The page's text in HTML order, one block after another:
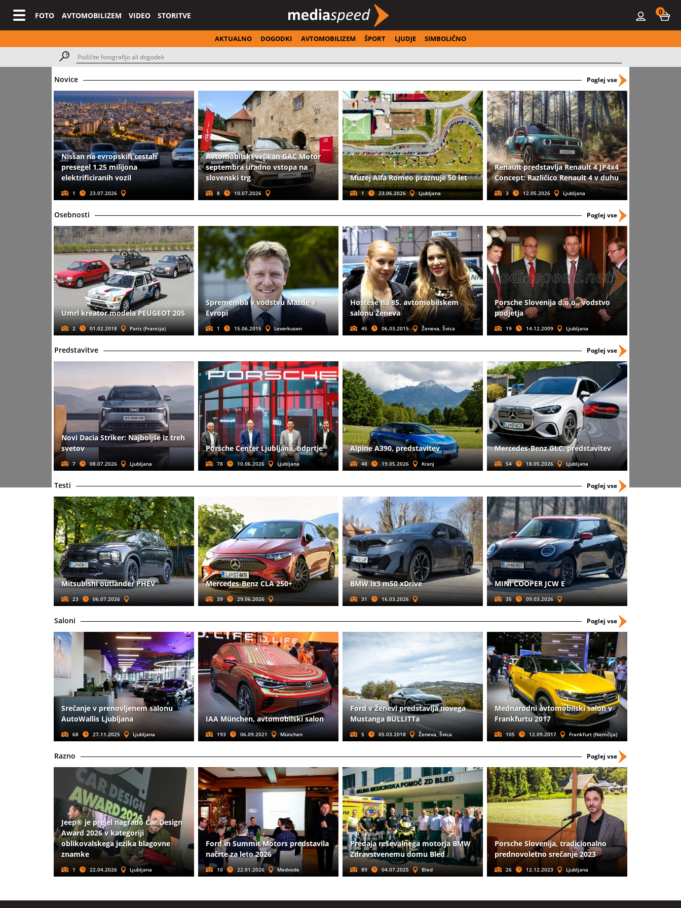
FOTO AVTOMOBILIZEM VIDEO STORITVE 0
AKTUALNO DOGODKI AVTOMOBILIZEM ŠPORT LJUDJE SIMBOLIČNO
Novice Poglej vse
Nissan na evropskih cestah
presegel 1,25 milijona
elektrificiranih vozil
1 23.07.2026
Avtomobilski velikan GAC Motor
septembra uradno vstopa na
slovenski trg
8 10.07.2026
Muzej Alfa Romeo praznuje 50 let
1 23.06.2026 Ljubljana
Renault predstavlja Renault 4 JP4x4
Concept: Različico Renault 4 v duhu
3 12.05.2026 Ljubljana
Osebnosti Poglej vse
Umrl kreator modela PEUGEOT 205
2 01.02.2018 Pariz (Francija)
Sprememba v vodstvu Mazde v
Evropi
1 15.06.2015 Leverkusen
Hostese na 85. avtomobilskem
salonu Ženeva
45 06.03.2015 Ženeva, Švica
Porsche Slovenija d.o.o., vodstvo
podjetja
19 14.12.2009 Ljubljana
Predstavitve Poglej vse
Novi Dacia Striker: Najboljše iz treh
svetov
7 08.07.2026 Ljubljana
Porsche Center Ljubljana, odprtje
78 10.06.2026 Ljubljana
Alpine A390, predstavitev
48 19.05.2026 Kranj
Mercedes-Benz GLC, predstavitev
54 18.05.2026 Ljubljana
Testi Poglej vse
Mitsubishi outlander PHEV
23 06.07.2026
Mercedes-Benz CLA 250+
39 29.06.2026
BMW ix3 m50 xDrive
31 16.03.2026
MINI COOPER JCW E
35 09.03.2026
Saloni Poglej vse
Srečanje v prenovljenem salonu
AutoWallis Ljubljana
68 27.11.2025 Ljubljana
IAA München, avtomobilski salon
193 06.09.2021 München
Ford v Ženevi predstavlja novega
Mustanga BULLITTa
5 05.03.2018 Ženeva, Švica
Mednarodni avtomobilski salon v
Frankfurtu 2017
105 12.09.2017 Frankfurt (Nemčija)
Razno Poglej vse
Jeep® je prejel nagrado Car Design
Award 2026 v kategoriji
oblikovalskega jezika blagovne
znamke
1 22.04.2026 Ljubljana
Ford in Summit Motors predstavila
načrte za leto 2026
10 22.01.2026 Medvode
Predaja reševalnega motorja BMW
Zdravstvenemu domu Bled
89 04.07.2025 Bled
Porsche Slovenija, tradicionalno
prednovoletno srečanje 2023
26 12.12.2023 Ljubljana